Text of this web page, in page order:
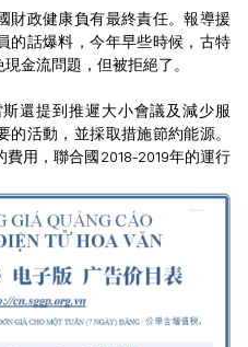
財政健康負有最終責任。報導援
的話爆料，今年早些時候，古特
金流問題，但被拒絕了。
還提到推遲大小會議及減少服
活動，並採取措施節約能源。
用，聯合國2018-2019年的運行